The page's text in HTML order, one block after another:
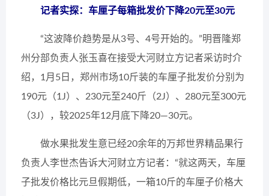
记者实探：车厘子每箱批发价下降20元至30元
“这波降价趋势是从3号、4号开始的。”明晋隆郑
州分部负责人张玉喜在接受大河财立方记者采访时介
绍，1月5日，郑州市场10斤装的车厘子批发价分别为
190元（1J）、230元至240斤（2J）、280元至300元
（3J），较2025年12月底下降20—30元。
做水果批发生意已经20余年的万邦世界精品果行
负责人李世杰告诉大河财立方记者：“就这两天，车厘
子批发价格比元旦假期低，一箱10斤的车厘子价格大